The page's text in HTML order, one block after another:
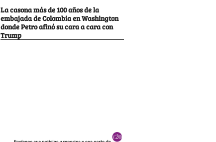
La casona más de 100 años de la
embajada de Colombia en Washington
donde Petro afinó su cara a cara con
Trump